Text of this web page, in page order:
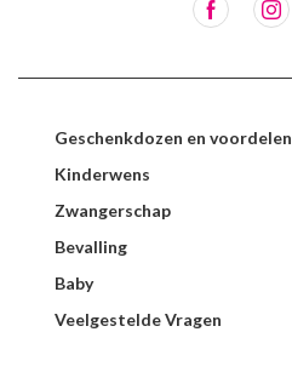
Geschenkdozen en voordelen
Kinderwens
Zwangerschap
Bevalling
Baby
Veelgestelde Vragen